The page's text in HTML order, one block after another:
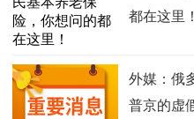
都在这里！
外媒：俄
普京的虚